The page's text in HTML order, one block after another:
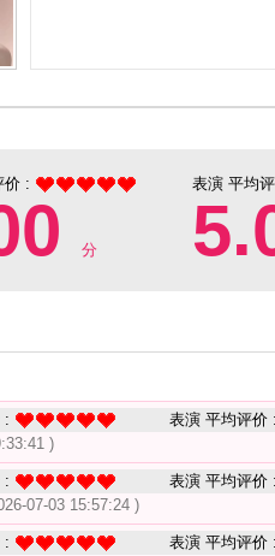
价 :
分
表演 平均
: 表演 平均评价 :
)
: 表演 平均评价 :
07-03 15:57:24 )
: 表演 平均评价 :